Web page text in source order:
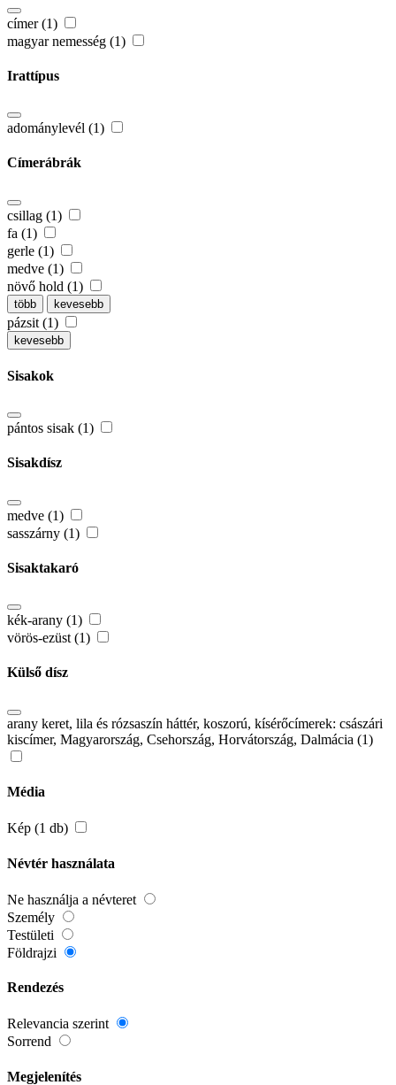
címer (1)
magyar nemesség (1)
Irattípus
adománylevél (1)
Címerábrák
csillag (1)
fa (1)
gerle (1)
medve (1)
növő hold (1)
több kevesebb
pázsit (1)
kevesebb
Sisakok
pántos sisak (1)
Sisakdísz
medve (1)
sasszárny (1)
Sisaktakaró
kék-arany (1)
vörös-ezüst (1)
Külső dísz
arany keret, lila és rózsaszín háttér, koszorú, kísérőcímerek: császári
kiscímer, Magyarország, Csehország, Horvátország, Dalmácia (1)
Média
Kép (1 db)
Névtér használata
Ne használja a névteret
Személy
Testületi
Földrajzi
Rendezés
Relevancia szerint
Sorrend
Megjelenítés